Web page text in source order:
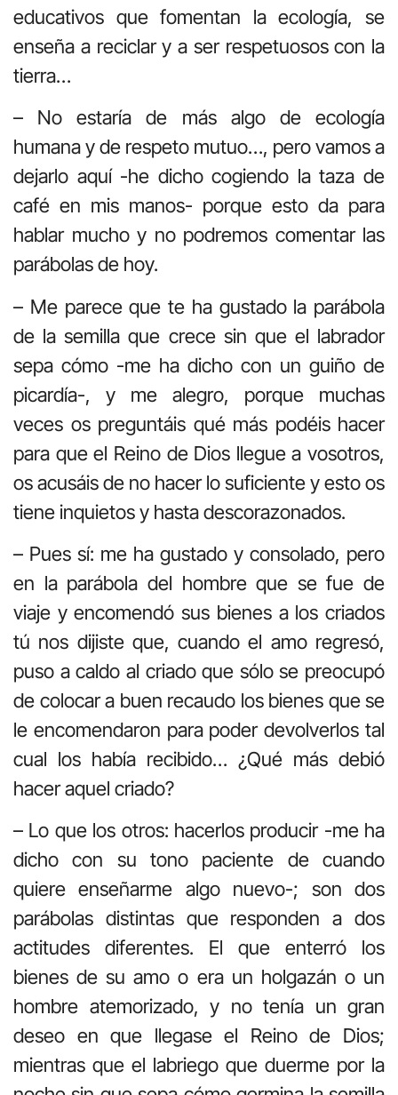
educativos que fomentan la ecología, se
enseña a reciclar y a ser respetuosos con la
tierra…
– No estaría de más algo de ecología
humana y de respeto mutuo…, pero vamos a
dejarlo aquí -he dicho cogiendo la taza de
café en mis manos- porque esto da para
hablar mucho y no podremos comentar las
parábolas de hoy.
– Me parece que te ha gustado la parábola
de la semilla que crece sin que el labrador
sepa cómo -me ha dicho con un guiño de
picardía-, y me alegro, porque muchas
veces os preguntáis qué más podéis hacer
para que el Reino de Dios llegue a vosotros,
os acusáis de no hacer lo suficiente y esto os
tiene inquietos y hasta descorazonados.
– Pues sí: me ha gustado y consolado, pero
en la parábola del hombre que se fue de
viaje y encomendó sus bienes a los criados
tú nos dijiste que, cuando el amo regresó,
puso a caldo al criado que sólo se preocupó
de colocar a buen recaudo los bienes que se
le encomendaron para poder devolverlos tal
cual los había recibido… ¿Qué más debió
hacer aquel criado?
– Lo que los otros: hacerlos producir -me ha
dicho con su tono paciente de cuando
quiere enseñarme algo nuevo-; son dos
parábolas distintas que responden a dos
actitudes diferentes. El que enterró los
bienes de su amo o era un holgazán o un
hombre atemorizado, y no tenía un gran
deseo en que llegase el Reino de Dios;
mientras que el labriego que duerme por la